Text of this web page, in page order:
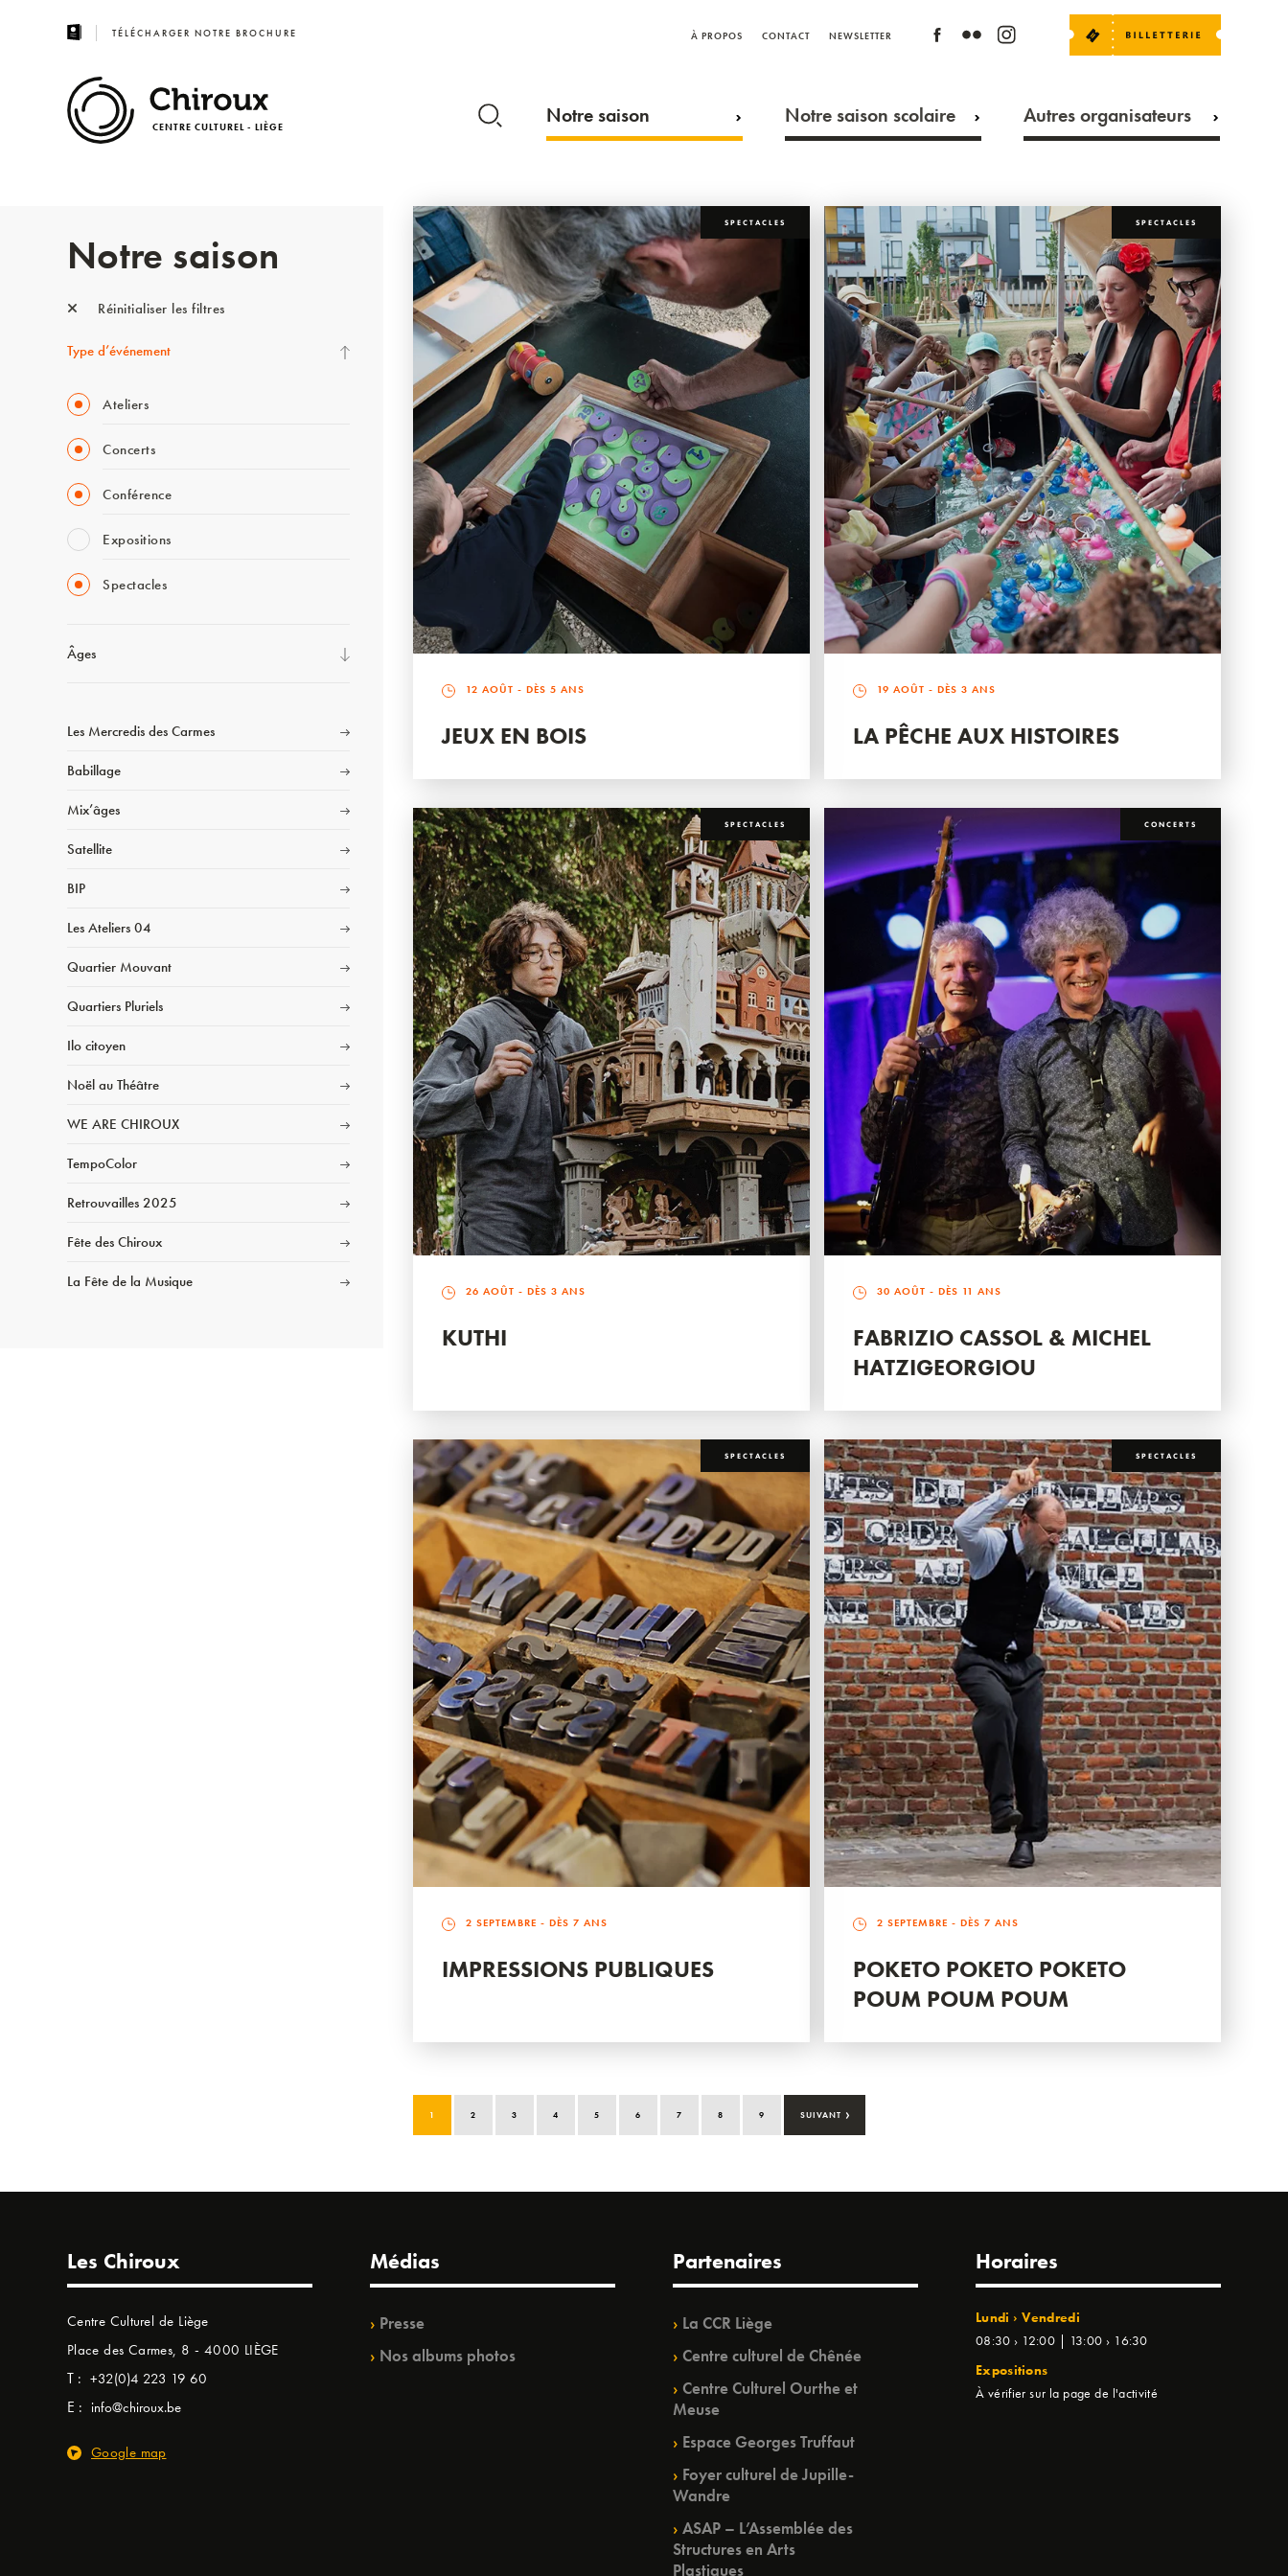
TÉLÉCHARGER NOTRE BROCHURE À PROPOS CONTACT NEWSLETTER
CENTRE CULTUREL - LIÈGE Notre saison Notre saison scolaire Autres organisateurs
Notre saison
Réinitialiser les filtres
Type d’événement
Ateliers
Concerts
Conférence
Expositions
Spectacles
Âges
Les Mercredis des Carmes
Babillage
Mix’âges
Satellite
BIP
Les Ateliers 04
Quartier Mouvant
Quartiers Pluriels
Ilo citoyen
Noël au Théâtre
WE ARE CHIROUX
TempoColor
Retrouvailles 2025
Fête des Chiroux
La Fête de la Musique
SPECTACLES
12 AOÛT - DÈS 5 ANS
JEUX EN BOIS
SPECTACLES
19 AOÛT - DÈS 3 ANS
LA PÊCHE AUX HISTOIRES
SPECTACLES
26 AOÛT - DÈS 3 ANS
KUTHI
CONCERTS
30 AOÛT - DÈS 11 ANS
FABRIZIO CASSOL & MICHEL
HATZIGEORGIOU
SPECTACLES
2 SEPTEMBRE - DÈS 7 ANS
IMPRESSIONS PUBLIQUES
SPECTACLES
2 SEPTEMBRE - DÈS 7 ANS
POKETO POKETO POKETO
POUM POUM POUM
1 2 3 4 5 6 7 8 9 SUIVANT ›
Les Chiroux
Centre Culturel de Liège
Place des Carmes, 8 - 4000 LIÈGE
T : +32(0)4 223 19 60
E : info@chiroux.be
Google map
Médias
Presse
Nos albums photos
Partenaires
La CCR Liège
Centre culturel de Chênée
Centre Culturel Ourthe et
Meuse
Espace Georges Truffaut
Foyer culturel de Jupille-
Wandre
ASAP – L’Assemblée des
Structures en Arts
Plastiques
Horaires
Lundi › Vendredi
08:30 › 12:00 | 13:00 › 16:30
Expositions
À vérifier sur la page de l'activité